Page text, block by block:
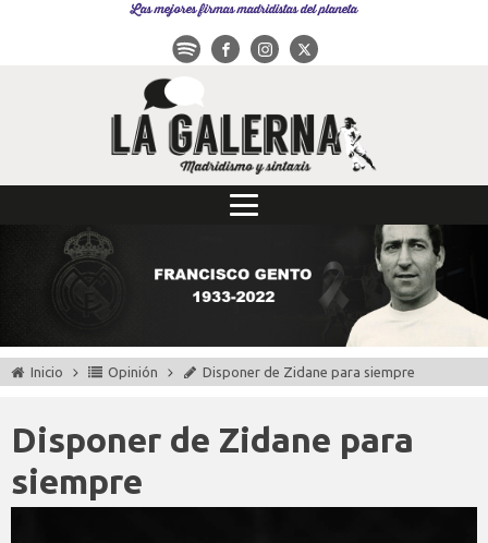
Las mejores firmas madridistas del planeta
Inicio Opinión Disponer de Zidane para siempre
Disponer de Zidane para
siempre